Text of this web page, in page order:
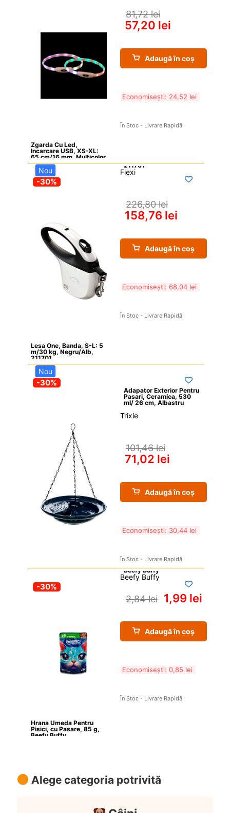
Zgarda Cu Led,
Incarcare USB, XS-XL:
65 cm/16 mm, Multicolor
81,72 lei
57,20 lei
Adaugă în coș
Economisești: 24,52 lei
În Stoc - Livrare Rapidă
Nou
-30%
Lesa One, Banda, S-L: 5
m/30 kg, Negru/Alb,
211701
Flexi
226,80 lei
158,76 lei
Adaugă în coș
Economisești: 68,04 lei
În Stoc - Livrare Rapidă
Nou
-30%
Adapator Exterior Pentru
Pasari, Ceramica, 530
ml/ 26 cm, Albastru
Trixie
101,46 lei
71,02 lei
Adaugă în coș
Economisești: 30,44 lei
În Stoc - Livrare Rapidă
-30%
Hrana Umeda Pentru
Pisici, cu Pasare, 85 g,
Beefy Buffy
Beefy Buffy
2,84 lei 1,99 lei
Adaugă în coș
Economisești: 0,85 lei
În Stoc - Livrare Rapidă
Alege categoria potrivită